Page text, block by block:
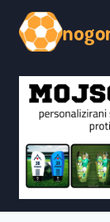
content